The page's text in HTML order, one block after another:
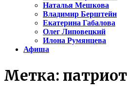
Наталья Мешкова
Владимир Берштейн
Екатерина Габалова
Олег Липовецкий
Илона Румянцева
Афиша
Метка: